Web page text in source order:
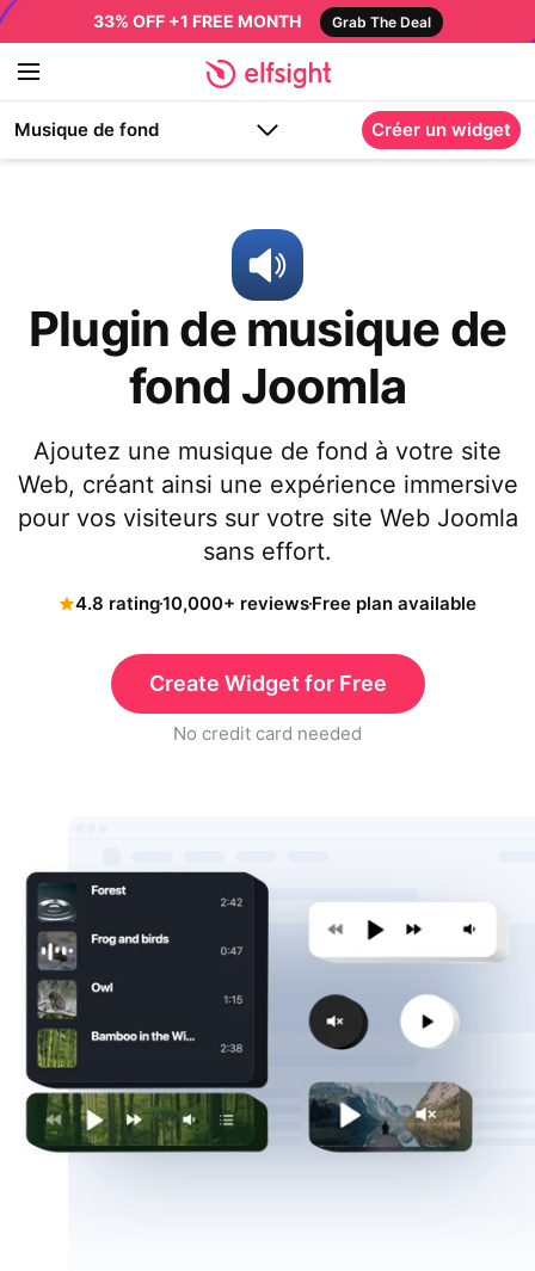
33% OFF +1 FREE MONTH Grab The Deal
Musique de fond Créer un widget
Plugin de musique de
fond Joomla
Ajoutez une musique de fond à votre site
Web, créant ainsi une expérience immersive
pour vos visiteurs sur votre site Web Joomla
sans effort.
4.8 rating10,000+ reviewsFree plan available
Create Widget for Free
No credit card needed